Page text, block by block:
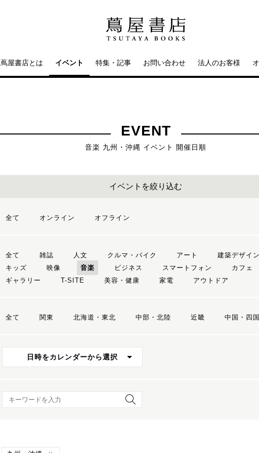
蔦屋書店とは イベント 特集・記事 お問い合わせ 法人のお客様
EVENT
音楽 九州・沖縄 イベント 開催日順
イベントを絞り込む
全て オンライン オフライン
全て 雑誌 人文 クルマ・バイク アート 建築デザイン
キッズ
映像 音楽 ビジネス スマートフォン カフェ
ギャラリー
T-SITE 美容・健康 家電 アウトドア
全て 関東 北海道・東北 中部・北陸 近畿 中国・四国
日時をカレンダーから選択
キーワード検索